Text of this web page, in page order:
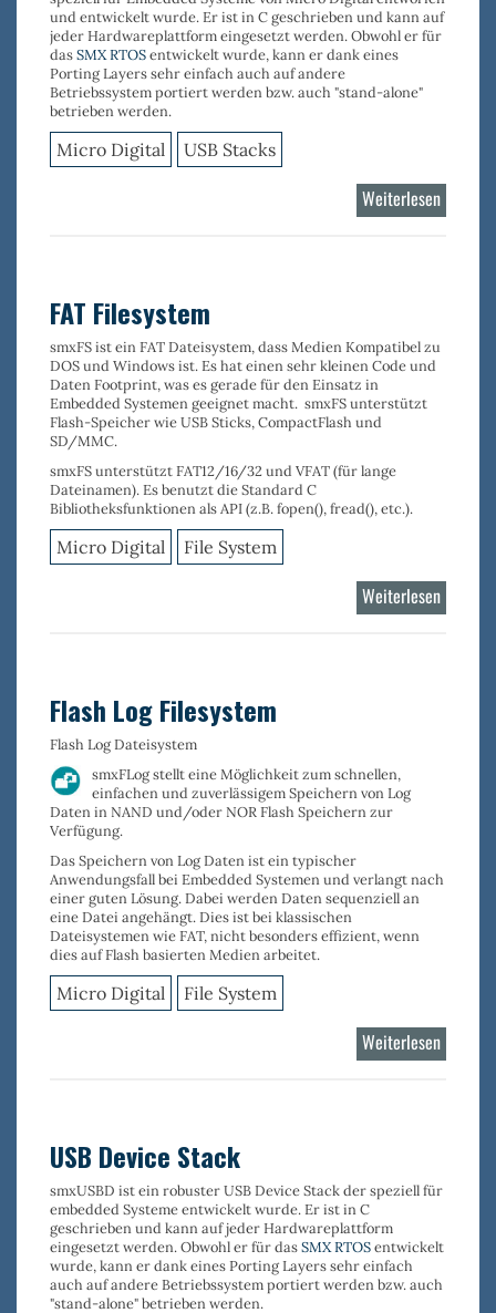
und entwickelt wurde. Er ist in C geschrieben und kann auf
jeder Hardwareplattform eingesetzt werden. Obwohl er für
dasSMX RTOSentwickelt wurde, kann er dank eines
Porting Layers sehr einfach auch auf andere
Betriebssystem portiert werden bzw. auch "stand-alone"
betrieben werden.
Micro Digital USB Stacks
Weiterlesen
USB
FAT Filesystem
smxFSist ein FAT Dateisystem, dass Medien Kompatibel zu
DOS und Windows ist. Es hat einen sehr kleinen Code und
Daten Footprint, was es gerade für den Einsatz in
Embedded Systemen geeignet macht. smxFSunterstützt
Flash-Speicher wieUSB Sticks, CompactFlash und
SD/MMC.
smxFSunterstütztFAT12/16/32und VFAT(für lange
Dateinamen). Es benutzt die Standard C
Bibliotheksfunktionen als API (z.B. fopen(), fread(), etc.).
Micro Digital File System
Weiterlesen
FAT
Flash Log Filesystem
Flash Log Dateisystem
smxFLog stellt eine Möglichkeit zum schnellen,
einfachen und zuverlässigemSpeichern von Log
Daten in NAND und/oder NOR Flash Speichern zur
Verfügung.
Das Speichern von Log Daten ist ein typischer
Anwendungsfall bei Embedded Systemen und verlangt nach
einer guten Lösung. Dabei werden Daten sequenziell an
eine Datei angehängt. Dies ist bei klassischen
Dateisystemen wie FAT, nicht besonders effizient, wenn
dies auf Flash basierten Medien arbeitet.
Micro Digital File System
Weiterlesen
Flash
USB Device Stack
smxUSBD ist ein robusterUSB Device Stackder speziell für
embedded Systeme entwickelt wurde. Er ist in C
geschrieben und kann auf jeder Hardwareplattform
eingesetzt werden. Obwohl er für dasSMX RTOSentwickelt
wurde, kann er dank eines Porting Layers sehr einfach
auch auf andere Betriebssystem portiert werden bzw. auch
"stand-alone" betrieben werden.